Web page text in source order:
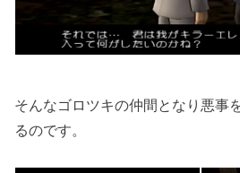
そんなゴロツキの仲間となり悪事
るのです。